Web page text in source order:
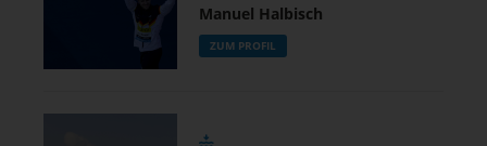
Manuel Halbisch
ZUM PROFIL